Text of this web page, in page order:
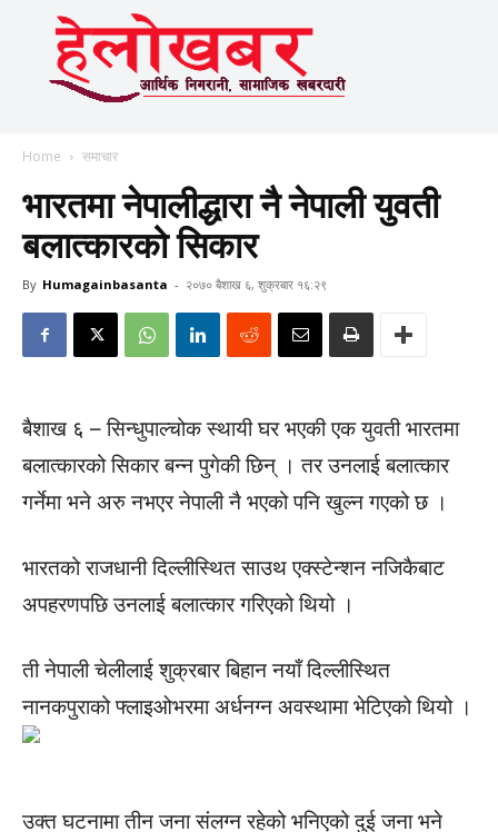
Home समाचार
भारतमा नेपालीद्धारा नै नेपाली युवती
बलात्कारको सिकार
By Humagainbasanta - २०७० बैशाख ६, शुक्रबार १६:२९
बैशाख ६ – सिन्धुपाल्चोक स्थायी घर भएकी एक युवती भारतमा
बलात्कारको सिकार बन्न पुगेकी छिन् । तर उनलाई बलात्कार
गर्नेमा भने अरु नभएर नेपाली नै भएको पनि खुल्न गएको छ ।
भारतको राजधानी दिल्लीस्थित साउथ एक्स्टेन्शन नजिकैबाट
अपहरणपछि उनलाई बलात्कार गरिएको थियो ।
ती नेपाली चेलीलाई शुक्रबार बिहान नयाँ दिल्लीस्थित
नानकपुराको फ्लाइओभरमा अर्धनग्न अवस्थामा भेटिएको थियो ।
उक्त घटनामा तीन जना संलग्न रहेको भनिएको दुई जना भने